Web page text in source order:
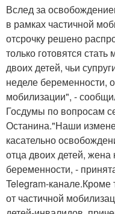
Вслед за
в рамках частичной
отсрочку решено
только готовятся
двоих детей, чьи
неделе беременности,
мобилизации", -
Госдумы по вопросам
Останина."Наши
касательно
отца двоих детей, жена
беременности, -
Telegram-канале.Кроме
от частичной